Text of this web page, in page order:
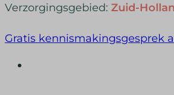
Verzorgingsgebied: Zuid-
Gratis kennismakingsgesprek